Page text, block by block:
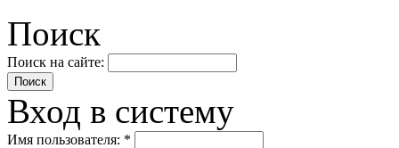
Поиск
Поиск на сайте:
Вход в систему
Имя пользователя: *